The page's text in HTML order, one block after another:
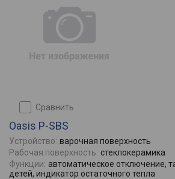
сравнить
Oasis P-SBS
Устройство: варочная поверхность
Рабочая поверхность: стеклокерамика
Функции: автоматическое отключение,
детей, индикатор остаточного тепла